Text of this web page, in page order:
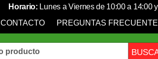
Horario: Lunes a Viernes de 10:00 a 14:00
CONTACTO PREGUNTAS